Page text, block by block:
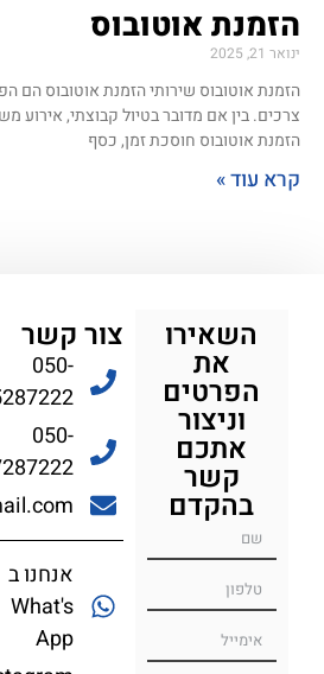
הזמנת אוטובוס
ינואר 21, 2025
הזמנת אוטובוס שירותי הזמנת אוטובוס הם
צרכים. בין אם מדובר בטיול קבוצתי, אירוע
הזמנת אוטובוס חוסכת זמן, כסף
קרא עוד »
צור קשר
050-
050-
אנחנו ב
What's
App
השאירו
את
הפרטים
וניצור
אתכם
קשר
בהקדם